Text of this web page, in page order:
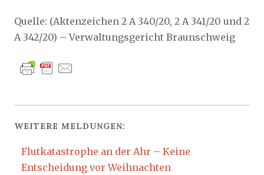
Quelle: (Aktenzeichen 2 A 340/20, 2 A 341/20 und 2
A 342/20) – Verwaltungsgericht Braunschweig
WEITERE MELDUNGEN:
Flutkatastrophe an der Ahr – Keine
Entscheidung vor Weihnachten